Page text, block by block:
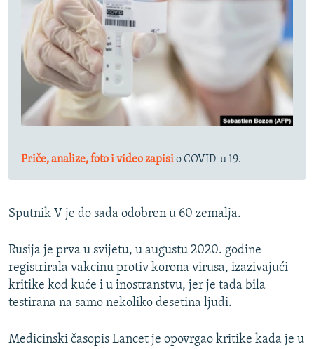
Priče, analize, foto i video zapisio COVID-u 19.
Sputnik V je do sada odobren u 60 zemalja.
Rusija je prva u svijetu, u augustu 2020. godine
registrirala vakcinu protiv korona virusa, izazivajući
kritike kod kuće i u inostranstvu, jer je tada bila
testirana na samo nekoliko desetina ljudi.
Medicinski časopis Lancet je opovrgao kritike kada je u